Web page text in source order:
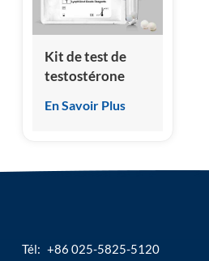
Kit de test de
testostérone
immunologique
En Savoir Plus
Tél: +86 025-5825-5120